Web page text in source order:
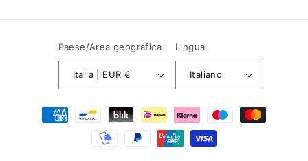
Paese/Area geografica
Italia | EUR €
Lingua
Italiano
Metodi